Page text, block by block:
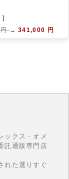
]
円→ 341,000 円
ックス・オメ
託通販専門店
れた選りすぐ